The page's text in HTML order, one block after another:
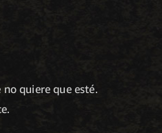
no quiere que esté.